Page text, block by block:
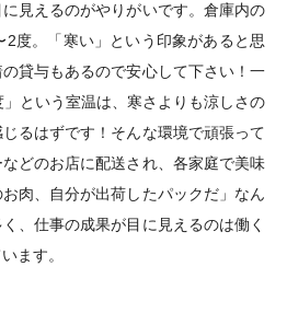
見えるのがやりがいです。倉庫内の
度。「寒い」という印象があると思
貸与もあるので安心して下さい！一
という室温は、寒さよりも涼しさの
るはずです！そんな環境で頑張って
どのお店に配送され、各家庭で美味
肉、自分が出荷したパックだ」なん
、仕事の成果が目に見えるのは働く
ます。